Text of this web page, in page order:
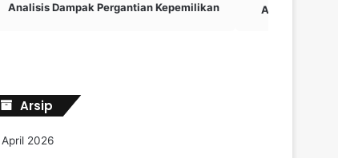
Analisis Dampak Pergantian Kepemilikan Aplikasi Viral
Arsip
April 2026